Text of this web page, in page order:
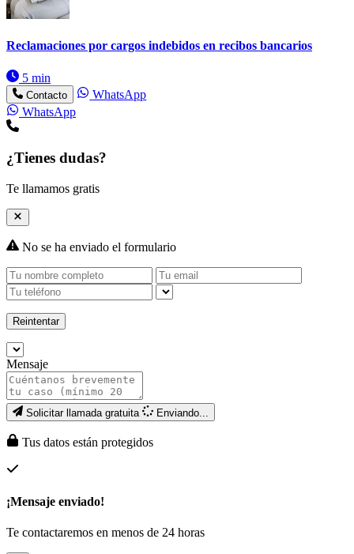
Reclamaciones por cargos indebidos en recibos bancarios
5 min
Contacto
WhatsApp
WhatsApp
¿Tienes dudas?
Te llamamos gratis
No se ha enviado el formulario
Reintentar
Mensaje
Solicitar llamada gratuita Enviando...
Tus datos están protegidos
¡Mensaje enviado!
Te contactaremos en menos de 24 horas